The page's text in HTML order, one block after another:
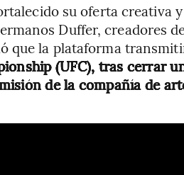
su oferta creativa
Duffer, creadores
que la plataforma
(UFC), tras cerrar
de la compañía de